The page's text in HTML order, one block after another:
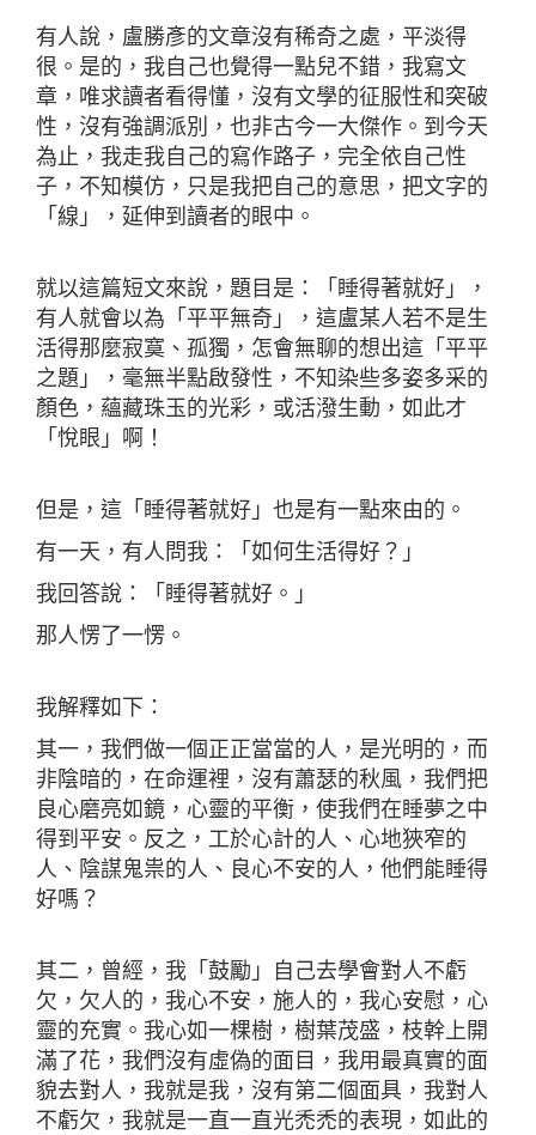
有人說，盧勝彥的文章沒有稀奇之處，平淡得
很。是的，我自己也覺得一點兒不錯，我寫文
章，唯求讀者看得懂，沒有文學的征服性和突破
性，沒有強調派別，也非古今一大傑作。到今天
為止，我走我自己的寫作路子，完全依自己性
子，不知模仿，只是我把自己的意思，把文字的
「線」，延伸到讀者的眼中。
就以這篇短文來說，題目是：「睡得著就好」，
有人就會以為「平平無奇」，這盧某人若不是生
活得那麼寂寞、孤獨，怎會無聊的想出這「平平
之題」，毫無半點啟發性，不知染些多姿多采的
顏色，蘊藏珠玉的光彩，或活潑生動，如此才
「悅眼」啊！
但是，這「睡得著就好」也是有一點來由的。
有一天，有人問我：「如何生活得好？」
我回答說：「睡得著就好。」
那人愣了一愣。
我解釋如下：
其一，我們做一個正正當當的人，是光明的，而
非陰暗的，在命運裡，沒有蕭瑟的秋風，我們把
良心磨亮如鏡，心靈的平衡，使我們在睡夢之中
得到平安。反之，工於心計的人、心地狹窄的
人、陰謀鬼祟的人、良心不安的人，他們能睡得
好嗎？
其二，曾經，我「鼓勵」自己去學會對人不虧
欠，欠人的，我心不安，施人的，我心安慰，心
靈的充實。我心如一棵樹，樹葉茂盛，枝幹上開
滿了花，我們沒有虛偽的面目，我用最真實的面
貌去對人，我就是我，沒有第二個面具，我對人
不虧欠，我就是一直一直光禿禿的表現，如此的